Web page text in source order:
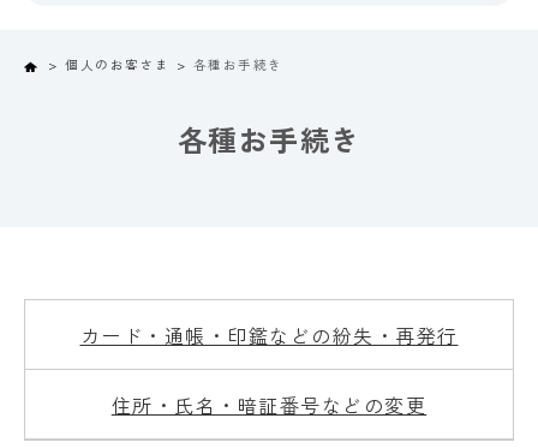
Home個人のお客さま 各種お手続き
各種お手続き
カード・通帳・印鑑などの紛失・再発行
住所・氏名・暗証番号などの変更